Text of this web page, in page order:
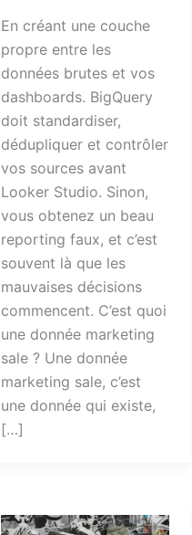
En créant une couche
propre entre les
données brutes et vos
dashboards. BigQuery
doit standardiser,
dédupliquer et contrôler
vos sources avant
Looker Studio. Sinon,
vous obtenez un beau
reporting faux, et c’est
souvent là que les
mauvaises décisions
commencent. C’est quoi
une donnée marketing
sale ? Une donnée
marketing sale, c’est
une donnée qui existe,
[…]